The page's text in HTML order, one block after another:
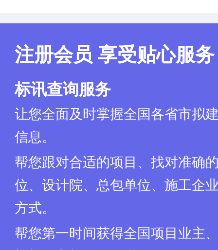
注册会员 享受贴心服务
标讯查询服务
让您全面及时掌握全国各省市拟
信息。
帮您跟对合适的项目、找对准确
位、设计院、总包单位、施工企
方式。
帮您第一时间获得全国项目业主